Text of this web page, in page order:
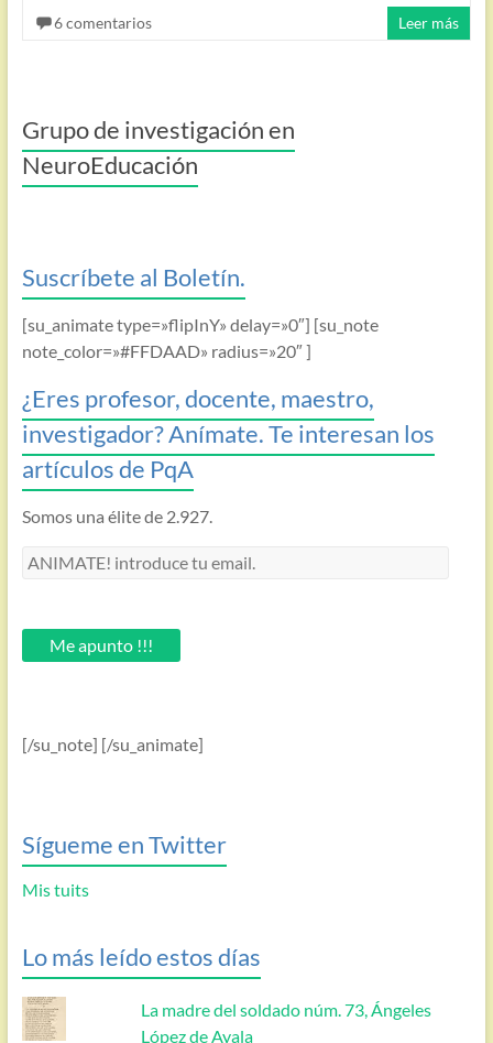
6 comentarios
Leer más
Grupo de investigación en
NeuroEducación
Suscríbete al Boletín.
[su_animate type=»flipInY» delay=»0″] [su_note
note_color=»#FFDAAD» radius=»20″ ]
¿Eres profesor, docente, maestro,
investigador? Anímate. Te interesan los
artículos de PqA
Somos una élite de 2.927.
ANIMATE!
email.Me apunto !!!
[/su_note] [/su_animate]
Sígueme en Twitter
Mis tuits
Lo más leído estos días
La madre del soldado núm. 73, Ángeles
López de Ayala